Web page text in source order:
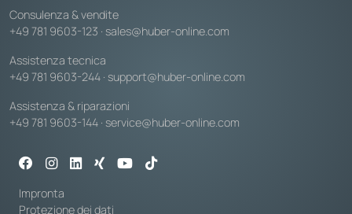
Consulenza & vendite
+49 781 9603-123 · sales@huber-online.com
Assistenza tecnica
+49 781 9603-244 · support@huber-online.com
Assistenza & riparazioni
+49 781 9603-144 · service@huber-online.com
Impronta
Protezione dei dati